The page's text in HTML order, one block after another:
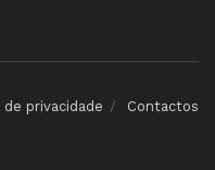
de privacidade Contactos